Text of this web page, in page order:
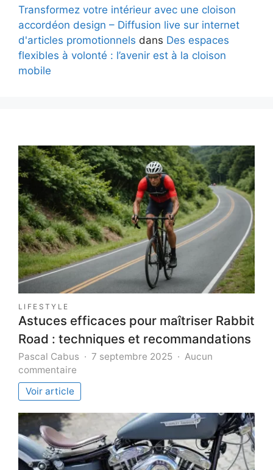
Transformez votre intérieur avec une cloison
accordéon design – Diffusion live sur internet
d'articles promotionnels dans Des espaces
flexibles à volonté : l’avenir est à la cloison
mobile
LIFESTYLE
Astuces efficaces pour maîtriser Rabbit
Road : techniques et recommandations
Pascal Cabus 7 septembre 2025
Aucun
commentaire
Astuces
efficaces
Rabbit
Road
:
Voir article